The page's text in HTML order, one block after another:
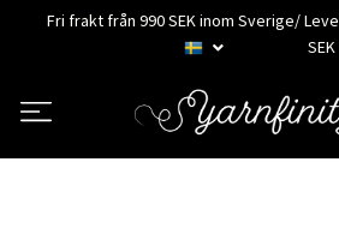
Fri frakt från 990 SEK inom Sverige/
SEK